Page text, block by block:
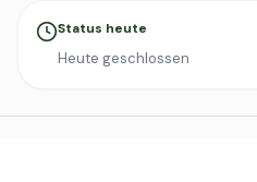
Status heute
Heute geschlossen